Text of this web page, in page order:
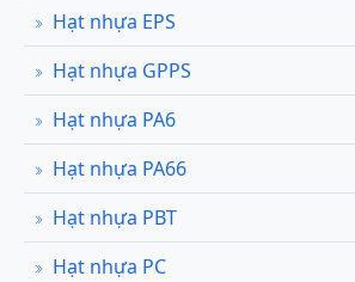
Hạt nhựa EPS
Hạt nhựa GPPS
Hạt nhựa PA6
Hạt nhựa PA66
Hạt nhựa PBT
Hạt nhựa PC